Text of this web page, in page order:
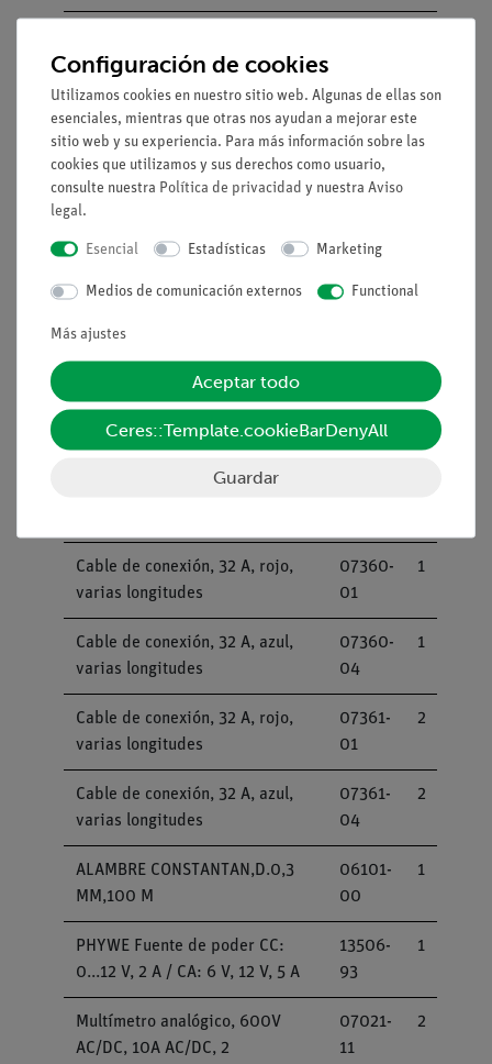
interrumpido, SB
Adaptador, módulo SB
05601-
10
Connector en ángulo con zócalo,
módulo SB
05601-
Interruptor, módulo SB
05602-
01
CUBA RANURADA, SIN TAPA
01
PINZA
COCODRILO,S.AISLAMIEN.10PZS
07274-
03
1
Cable de conexión, 32 A, rojo,
varias longitudes
07360-
01
1
Cable de conexión, 32 A, azul,
varias longitudes
07360-
04
1
Cable de conexión, 32 A, rojo,
varias longitudes
07361-
01
2
Cable de conexión, 32 A, azul,
varias longitudes
07361-
04
2
ALAMBRE CONSTANTAN,D.0,3
MM,100 M
06101-
00
1
PHYWE Fuente de poder CC:
0...12 V, 2 A / CA: 6 V, 12 V, 5 A
13506-
93
1
Multímetro analógico, 600V
AC/DC, 10A AC/DC, 2
07021-
11
2
Configuración de cookies
Utilizamos cookies en nuestro sitio web. Algunas de ellas son
esenciales, mientras que otras nos ayudan a mejorar este
sitio web y su experiencia. Para más información sobre las
cookies que utilizamos y sus derechos como usuario,
consulte nuestra Política de privacidad y nuestra Aviso
legal.
Esencial Estadísticas Marketing
Medios de comunicación externos Functional
Más ajustes
Aceptar todo
Ceres::Template.cookieBarDenyAll
Guardar